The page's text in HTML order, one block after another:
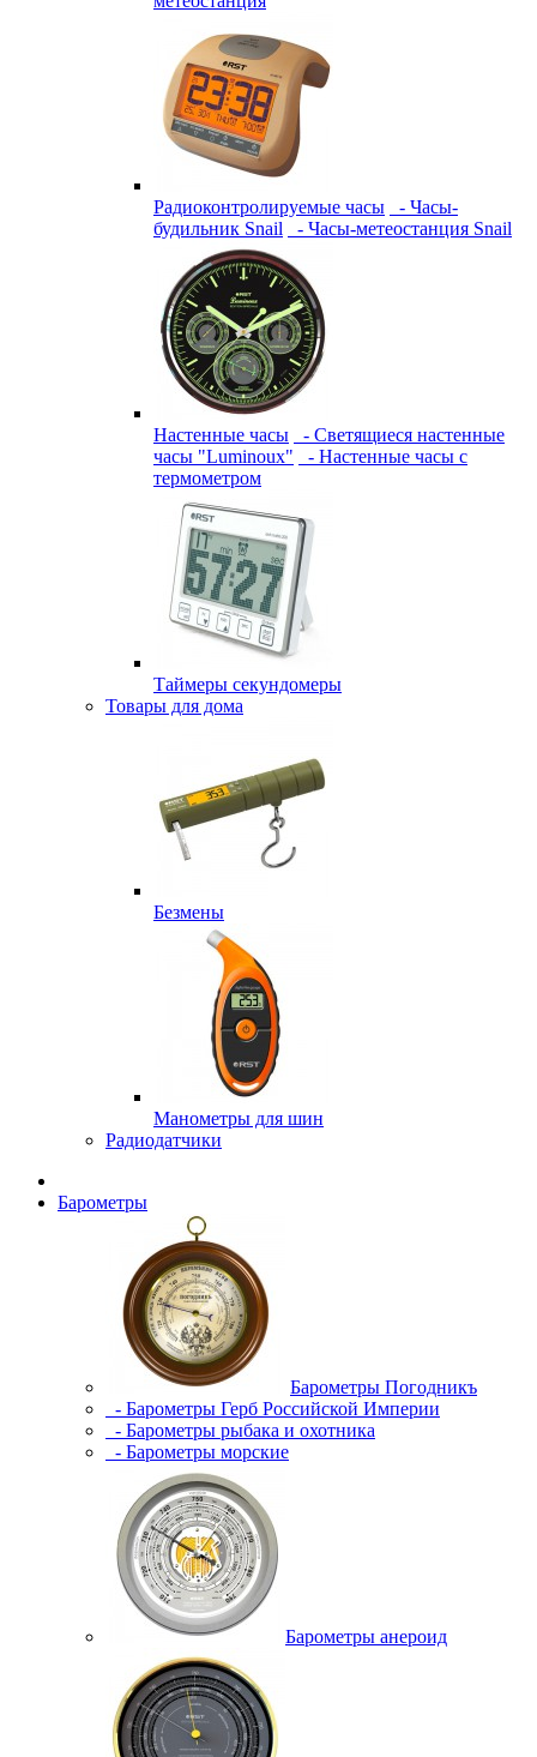
Радиоконтролируемые часы
- Часы-
будильник Snail
- Часы-метеостанция Snail
Настенные часы
- Светящиеся настенные
часы "Luminoux"
- Настенные часы с
термометром
Таймеры секундомеры
Товары для дома
Безмены
Манометры для шин
Радиодатчики
Барометры
Барометры Погодникъ
- Барометры Герб Российской Империи
- Барометры рыбака и охотника
- Барометры морские
Барометры анероид